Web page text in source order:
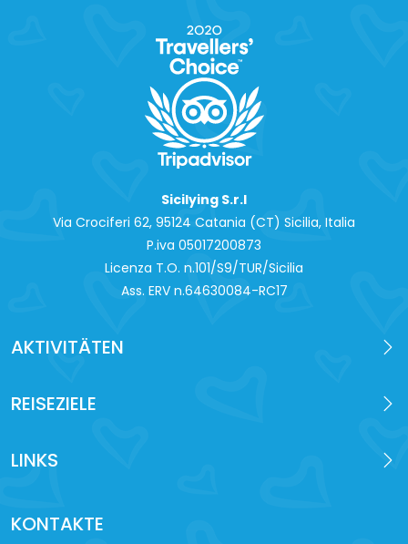
Sicilying S.r.l
Via Crociferi 62, 95124 Catania (CT) Sicilia, Italia
P.iva 0‍5017200873
Licenza T.O. n.101/S9/TUR/Sicilia
Ass. ERV n.64630084-RC17
AKTIVITÄTEN
REISEZIELE
LINKS
KONTAKTE